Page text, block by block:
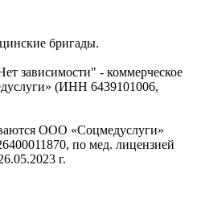
бригады.
зависимости" - коммерческое
(ИНН 6439101006,
ООО «Соцмедуслуги»
по мед. лицензией
г.